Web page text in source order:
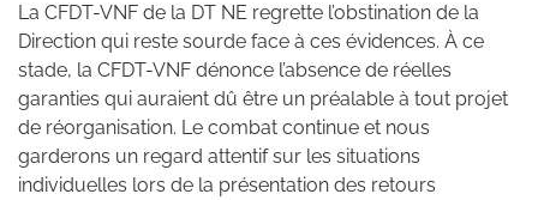
La CFDT-VNF de la DT NE regrette l’obstination de la
Direction qui reste sourde face à ces évidences. À ce
stade, la CFDT-VNF dénonce l’absence de réelles
garanties qui auraient dû être un préalable à tout projet
de réorganisation. Le combat continue et nous
garderons un regard attentif sur les situations
individuelles lors de la présentation des retours